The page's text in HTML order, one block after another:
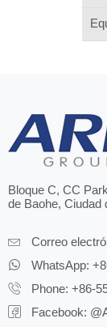
Bloque C, CC
de Baohe, Ciudad
Correo
WhatsApp:
Phone: +86-
Facebook: